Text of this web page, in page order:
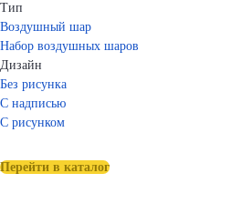
Тип
Воздушный шар
Набор воздушных шаров
Дизайн
Без рисунка
С надписью
С рисунком
Перейти в каталог